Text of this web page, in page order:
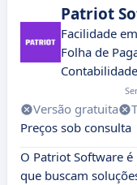
Patriot
Facilidade
Folha de
Contabilidade
Versão gratuita
Preços sob consulta
O Patriot Software
que buscam